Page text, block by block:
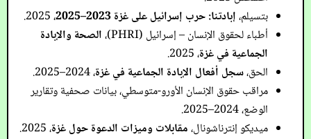
بتسيلم،إبادتنا: حرب إسرائيل على غزة 2023–2025
، 2025.
أطباء لحقوق الإنسان – إسرائيل (PHRI)،
الصحة والإبادة
الجماعية في غزة، 2025.
الحق،سجل أفعال الإبادة الجماعية في غزة، 2024–2025.
مراقب حقوق الإنسان الأورو-متوسطي، بيانات صحفية وتقارير
الوضع، 2024–2025.
ميديكو إنترناشونال،مقابلات وميزات الدعوة حول غزة، 2025.